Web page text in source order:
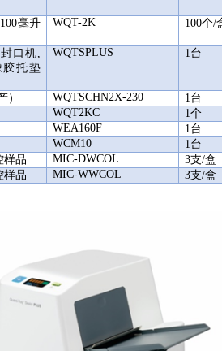
毫升
WQT-2K 100个/
口机,
胶托垫
WQTSPLUS 1 台
） WQTSCHN2X-230
1台
WQT2KC 1个
WEA160F
1台
WCM10 1 台
样品 MIC-DWCOL
3支/盒
样品 MIC-WWCOL 3支/盒